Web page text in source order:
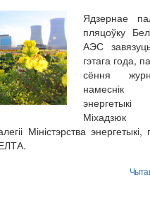
Ядзернае
пляцоўку
АЭС
гэтага года,
сёння
намеснік
энергетыкі
Міхадзюк
Міністэрства